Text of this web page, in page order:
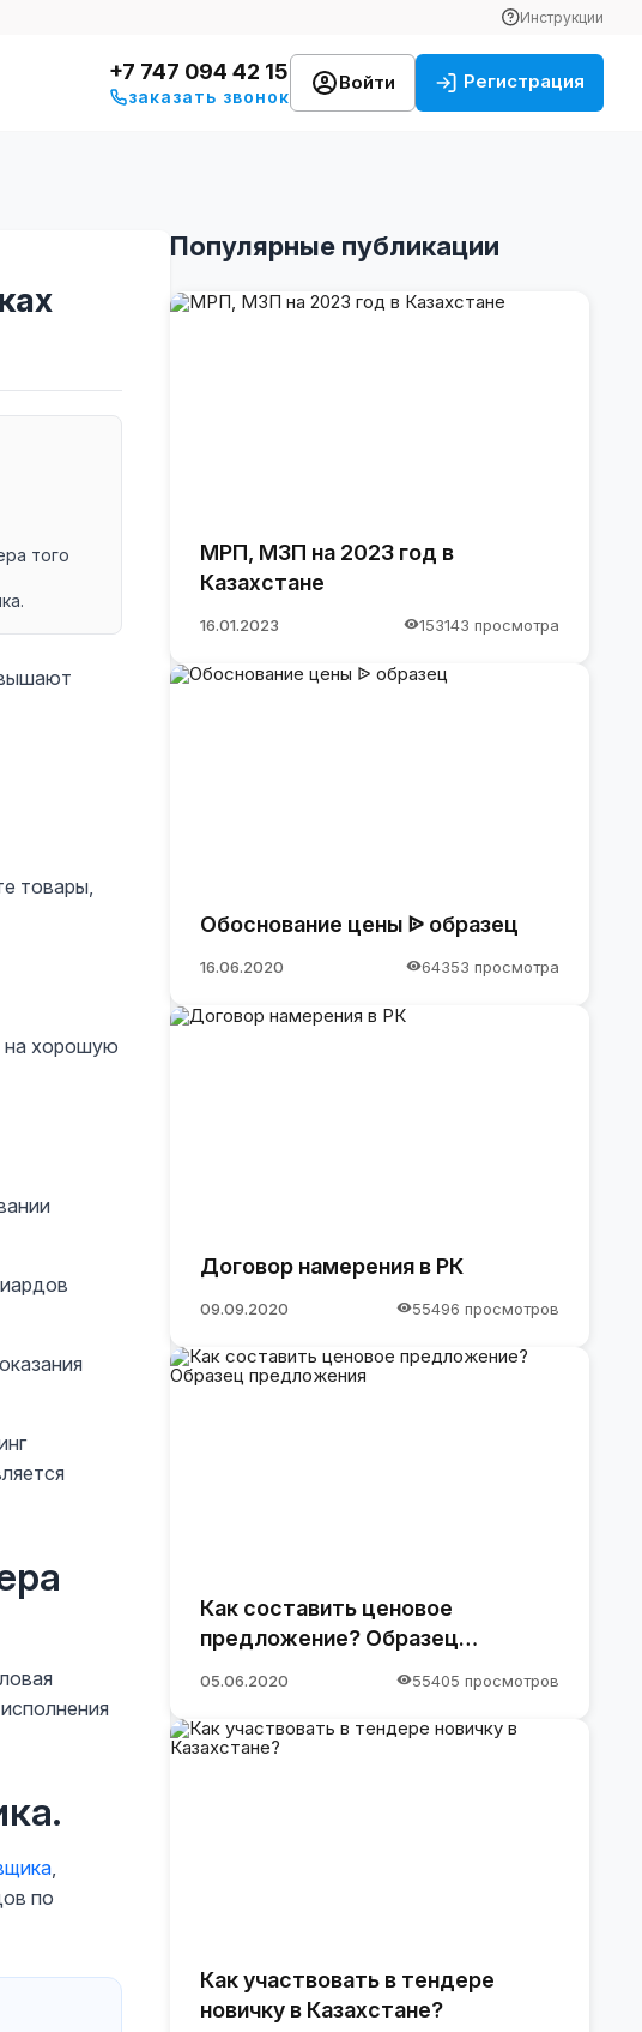
Инструкции
+7 747 094 42 15
заказать звонок
Войти Регистрация
того
товары,
на хорошую
,
по
Популярные публикации
МРП, МЗП на 2023 год в
Казахстане
16.01.2023 153143 просмотра
Обоснование цены ᐉ образец
16.06.2020 64353 просмотра
Договор намерения в РК
09.09.2020 55496 просмотров
Как составить ценовое
предложение? Образец
05.06.2020 55405 просмотров
Как участвовать в тендере
новичку в Казахстане?